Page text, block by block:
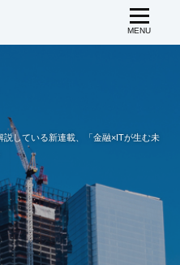
している新連載、「金融×ITが生む未